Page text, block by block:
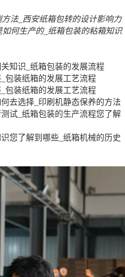
方法_西安纸箱包转的设计影响力
如何生产的_纸箱包装的粘箱知识
知识_纸箱包装的发展流程
包装纸箱的发展工艺流程
包装纸箱的发展工艺流程
去选择_印刷机静态保养的方法
试_纸箱包装的生产流程您了解
您了解到哪些_纸箱机械的历史